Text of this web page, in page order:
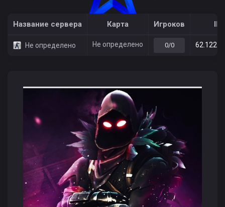
Название сервера Карта Игроков
Не определено Не определено 0/0